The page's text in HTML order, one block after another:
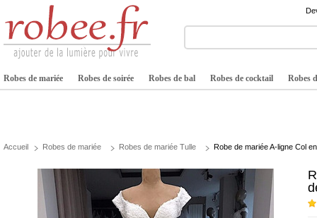
Robes de mariée Robes de soirée Robes de bal Robes de cocktail Robes
Accueil Robes de mariée Robes de mariée Tulle Robe de mariée A-ligne Col